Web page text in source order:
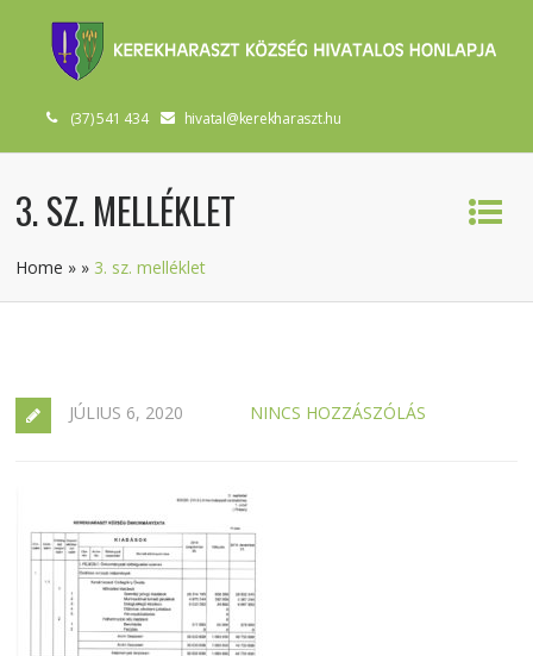
(37) 541 434 hivatal@kerekharaszt.hu
3. SZ. MELLÉKLET
Home » » 3. sz. melléklet
JÚLIUS 6, 2020 NINCS HOZZÁSZÓLÁS